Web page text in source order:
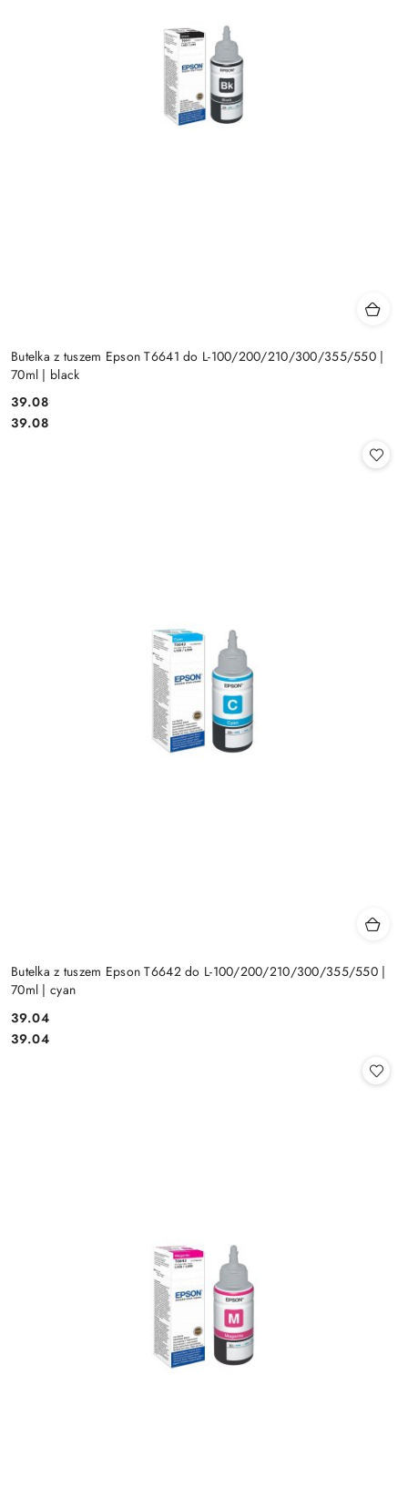
Butelka z tuszem Epson T6641 do L-100/200/210/300/355/550 |
70ml | black
Cena:
39.08
Cena:
39.08
Butelka z tuszem Epson T6642 do L-100/200/210/300/355/550 |
70ml | cyan
Cena:
39.04
Cena:
39.04